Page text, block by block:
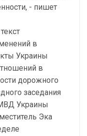
- пишет
в
Украины
в
дорожного
заседания
Украины
Эка